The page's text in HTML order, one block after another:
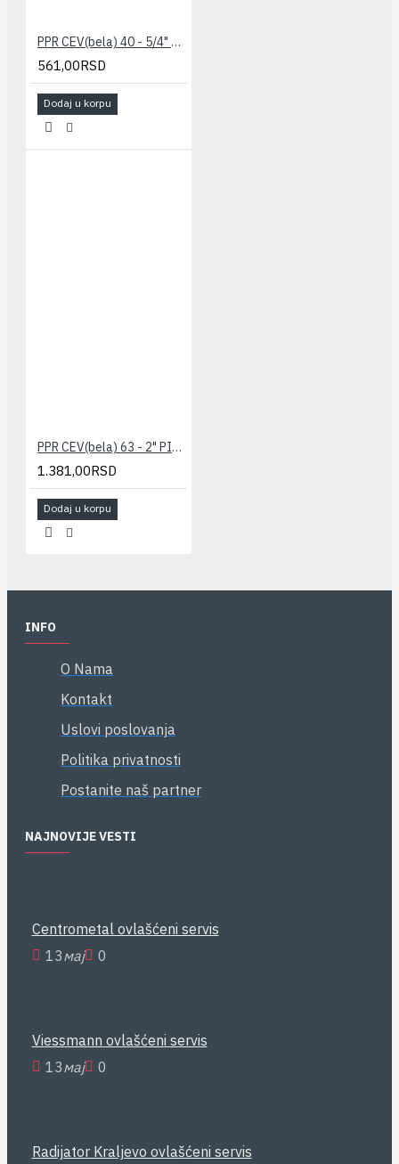
PPR CEV(bela) 40 - 5/4" PILSA
561,00RSD
Dodaj u korpu
PPR CEV(bela) 63 - 2" PILSA
1.381,00RSD
Dodaj u korpu
INFO
O Nama
Kontakt
Uslovi poslovanja
Politika privatnosti
Postanite naš partner
NAJNOVIJE VESTI
Centrometal ovlašćeni servis
13мај 0
Viessmann ovlašćeni servis
13мај 0
Radijator Kraljevo ovlašćeni servis